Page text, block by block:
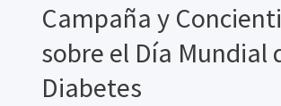
Campaña y
sobre el Día Mundial
Diabetes